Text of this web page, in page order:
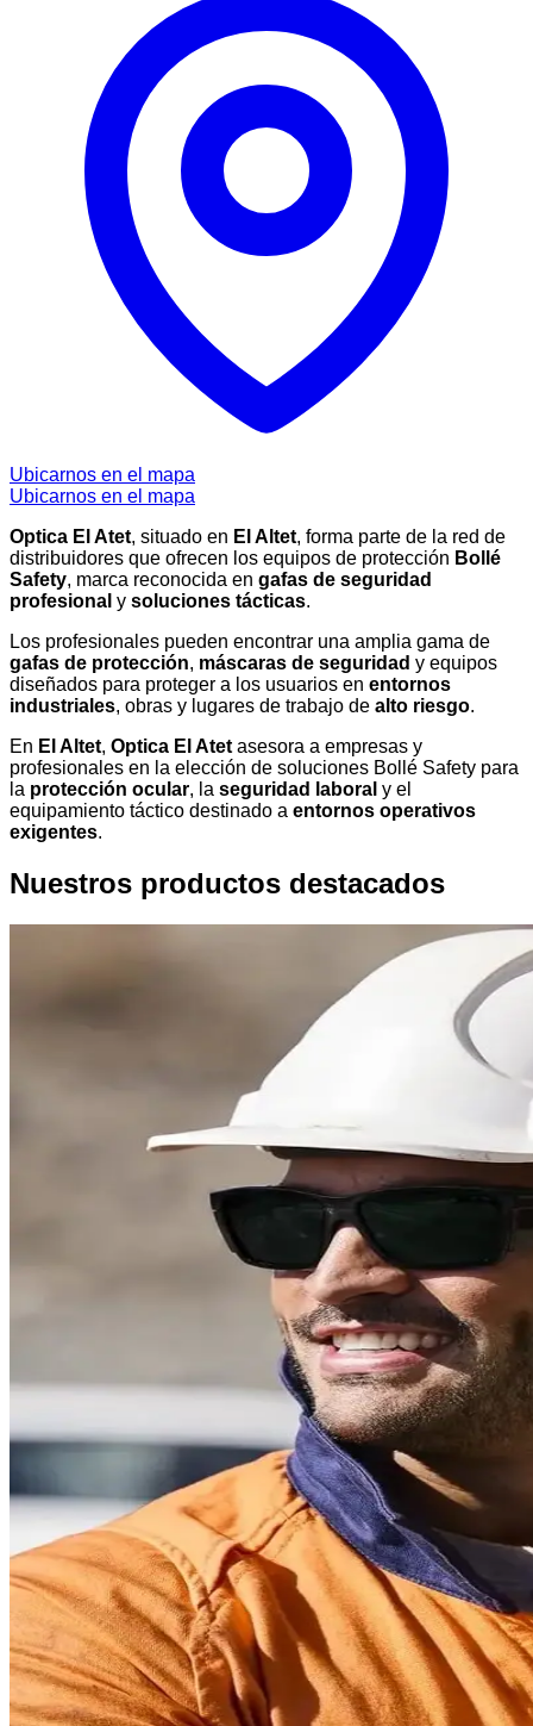
Ubicarnos en el mapa
Ubicarnos en el mapa
Optica El Atet, situado en El Altet, forma parte de la red de
distribuidores que ofrecen los equipos de protección Bollé
Safety, marca reconocida en gafas de seguridad
profesional y soluciones tácticas.
Los profesionales pueden encontrar una amplia gama de
gafas de protección, máscaras de seguridad y equipos
diseñados para proteger a los usuarios en entornos
industriales, obras y lugares de trabajo de alto riesgo.
En El Altet, Optica El Atet asesora a empresas y
profesionales en la elección de soluciones Bollé Safety para
la protección ocular, la seguridad laboral y el
equipamiento táctico destinado a entornos operativos
exigentes.
Nuestros productos destacados